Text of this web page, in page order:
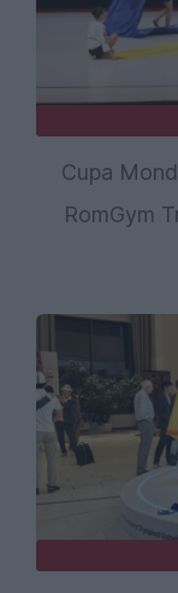
Cupa
RomGym